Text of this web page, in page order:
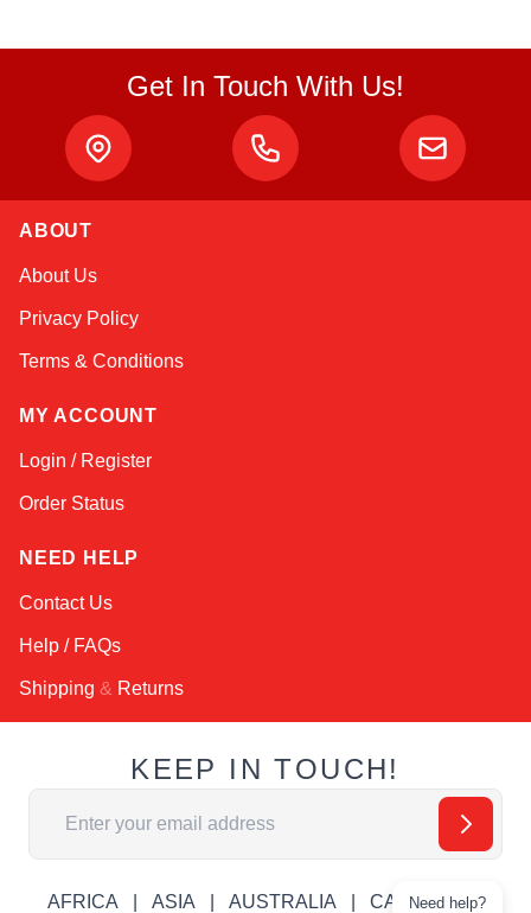
Get In Touch With Us!
ABOUT
About Us
Privacy Policy
Terms & Conditions
MY ACCOUNT
Login / Register
Order Status
NEED HELP
Contact Us
Help / FAQs
Shipping & Returns
KEEP IN TOUCH!
Email Address
AFRICA ASIA AUSTRALIA CANADANeed help?